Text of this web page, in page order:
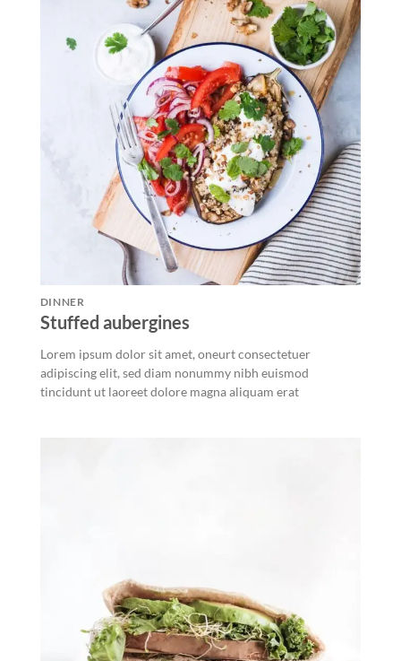
DINNER
Stuffed aubergines
Lorem ipsum dolor sit amet, oneurt consectetuer
adipiscing elit, sed diam nonummy nibh euismod
tincidunt ut laoreet dolore magna aliquam erat